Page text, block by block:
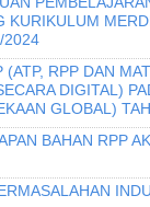
KURIKULUM
2024
(ATP, RPP DAN
DIGITAL)
GLOBAL)
BAHAN RPP